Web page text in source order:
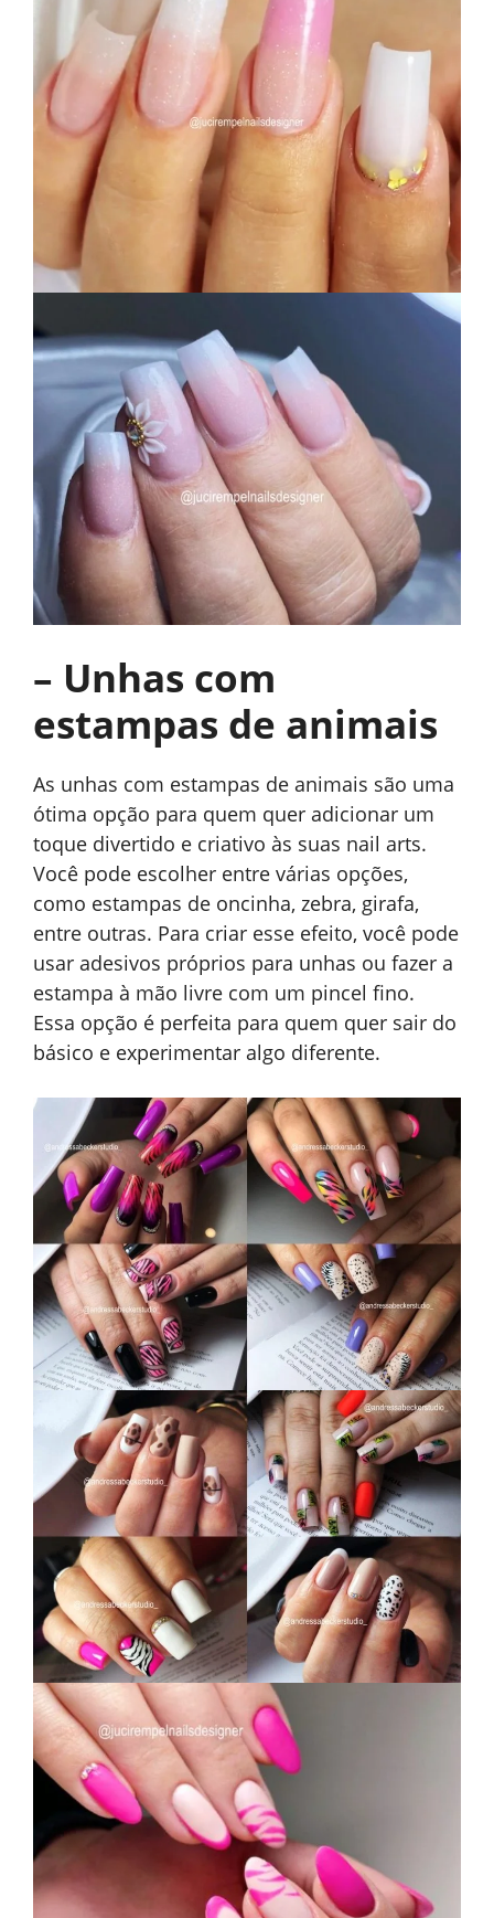
– Unhas com
estampas de animais
As unhas com estampas de animais são uma
ótima opção para quem quer adicionar um
toque divertido e criativo às suas nail arts.
Você pode escolher entre várias opções,
como estampas de oncinha, zebra, girafa,
entre outras. Para criar esse efeito, você pode
usar adesivos próprios para unhas ou fazer a
estampa à mão livre com um pincel fino.
Essa opção é perfeita para quem quer sair do
básico e experimentar algo diferente.